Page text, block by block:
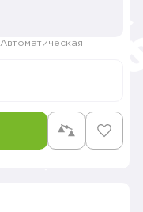
Автоматическая